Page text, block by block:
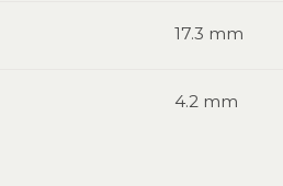
17.3 mm
4.2 mm